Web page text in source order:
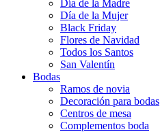
Día de la Madre
Día de la Mujer
Black Friday
Flores de Navidad
Todos los Santos
San Valentín
Bodas
Ramos de novia
Decoración para bodas
Centros de mesa
Complementos boda